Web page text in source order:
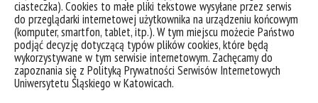
ciasteczka). Cookies to małe pliki tekstowe wysyłane przez serwis
do przeglądarki internetowej użytkownika na urządzeniu końcowym
(komputer, smartfon, tablet, itp.). W tym miejscu możecie Państwo
podjąć decyzję dotyczącą typów plików cookies, które będą
wykorzystywane w tym serwisie internetowym. Zachęcamy do
zapoznania się z Polityką Prywatności Serwisów Internetowych
Uniwersytetu Śląskiego w Katowicach.
Administrowanie